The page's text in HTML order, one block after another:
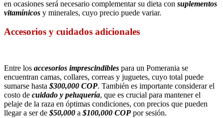
en ocasiones será necesario complementar su dieta con suplementos
vitamínicos y minerales, cuyo precio puede variar.
Accesorios y cuidados adicionales
Entre los accesorios imprescindibles para un Pomerania se
encuentran camas, collares, correas y juguetes, cuyo total puede
sumarse hasta $300,000 COP. También es importante considerar el
costo de cuidado y peluquería, que es crucial para mantener el
pelaje de la raza en óptimas condiciones, con precios que pueden
llegar a ser de $50,000 a $100,000 COP por sesión.